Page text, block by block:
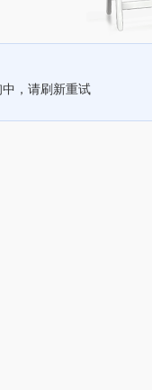
，请刷新重试